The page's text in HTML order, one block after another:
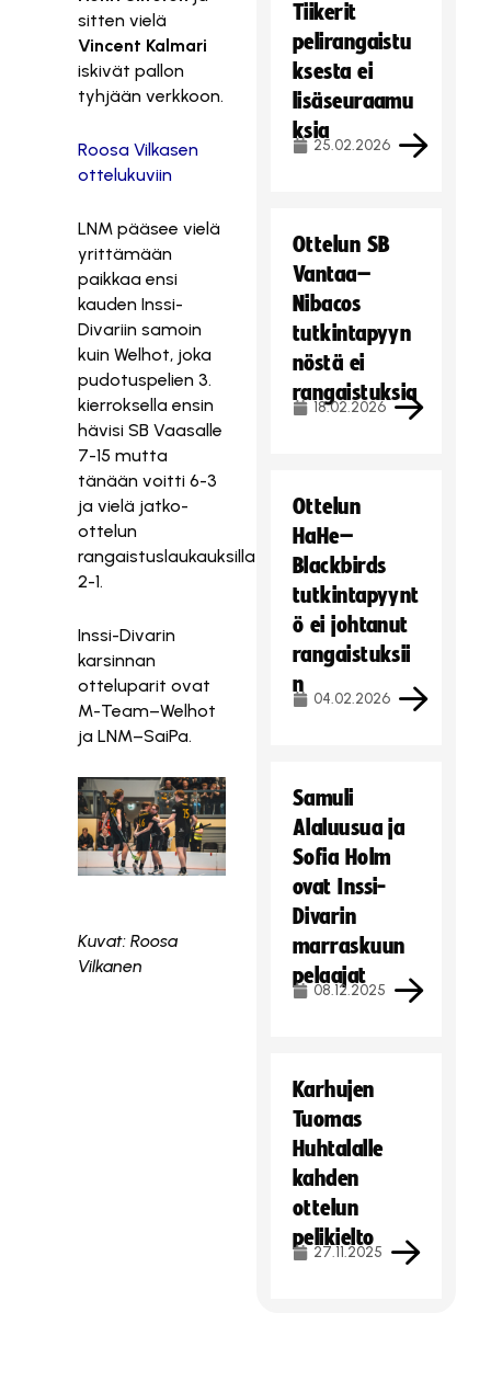
sitten vielä
Vincent Kalmari
iskivät pallon
tyhjään verkkoon.
Roosa Vilkasen
ottelukuviin
LNM pääsee vielä
yrittämään
paikkaa ensi
kauden Inssi-
Divariin samoin
kuin Welhot, joka
pudotuspelien 3.
kierroksella ensin
hävisi SB Vaasalle
7-15 mutta
tänään voitti 6-3
ja vielä jatko-
ottelun
rangaistuslaukauksilla
2-1.
Inssi-Divarin
karsinnan
otteluparit ovat
M-Team–Welhot
ja LNM–SaiPa.
Kuvat: Roosa
Vilkanen
Tiikerit
pelirangaistu
ksesta ei
lisäseuraamu
ksia
25.02.2026
Ottelun SB
Vantaa–
Nibacos
tutkintapyyn
nöstä ei
rangaistuksia
18.02.2026
Ottelun
HaHe–
Blackbirds
tutkintapyynt
ö ei johtanut
rangaistuksii
n
04.02.2026
Samuli
Alaluusua ja
Sofia Holm
ovat Inssi-
Divarin
marraskuun
pelaajat
08.12.2025
Karhujen
Tuomas
Huhtalalle
kahden
ottelun
pelikielto
27.11.2025